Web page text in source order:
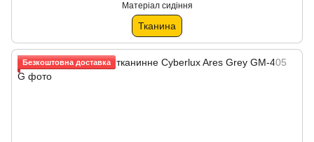
Матеріал сидіння
Тканина
Безкоштовна доставка